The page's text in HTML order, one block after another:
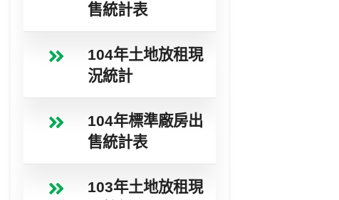
售統計表
104年土地放租現
況統計
104年標準廠房出
售統計表
103年土地放租現